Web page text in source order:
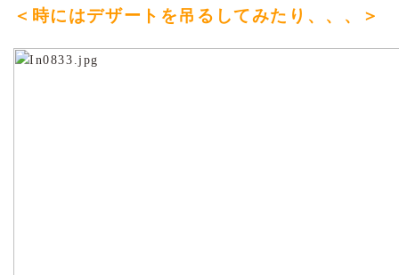
＜時にはデザートを吊るしてみたり、、、＞